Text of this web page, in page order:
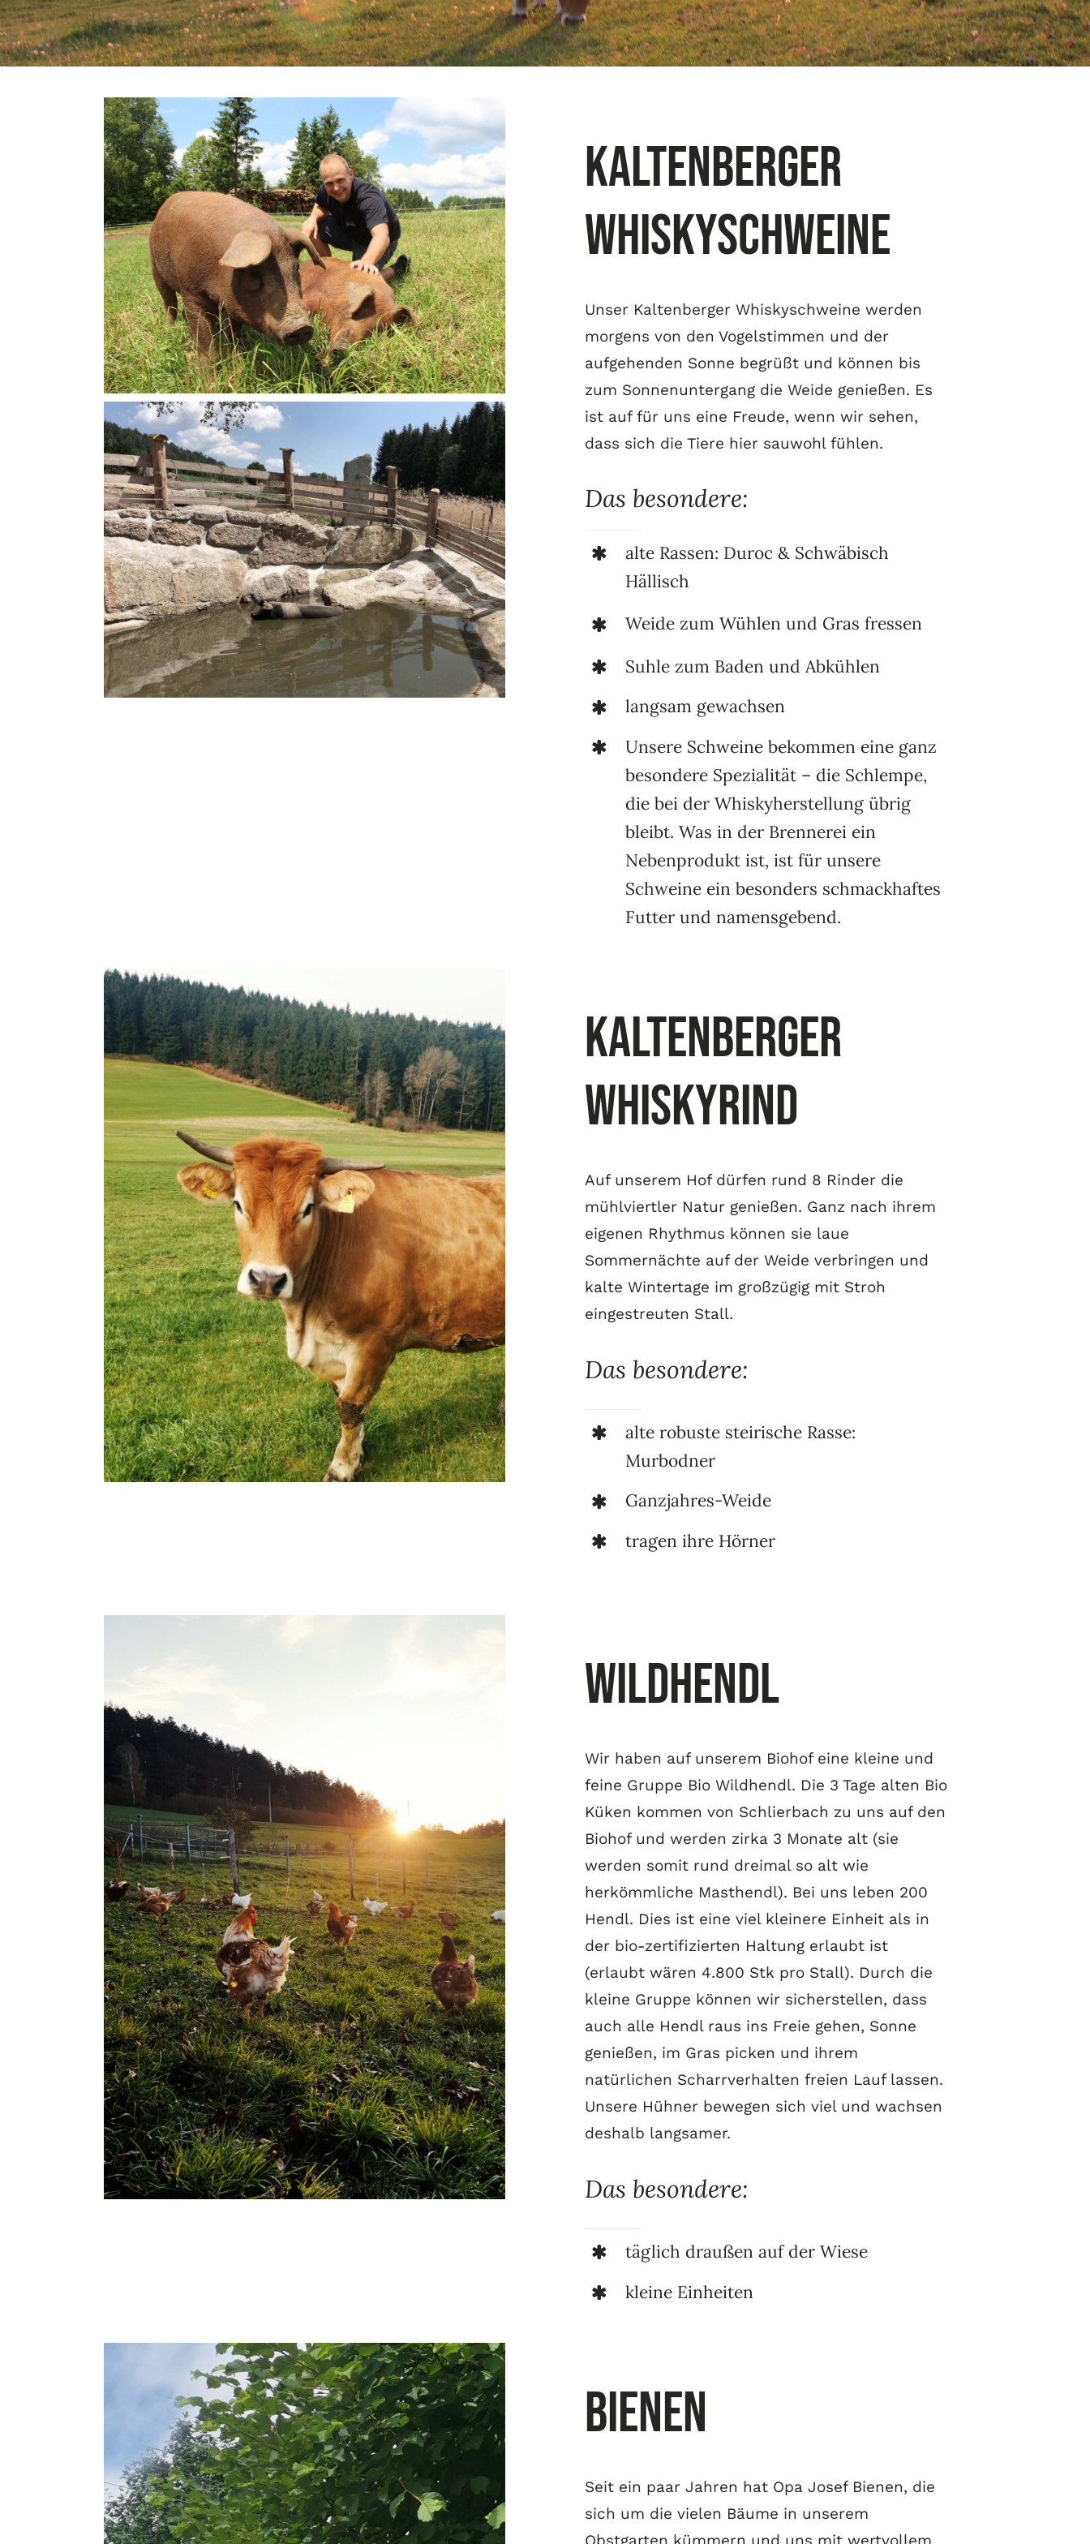
Kaltenberger
Whiskyschweine
Unser Kaltenberger Whiskyschweine werden
morgens von den Vogelstimmen und der
aufgehenden Sonne begrüßt und können bis
zum Sonnenuntergang die Weide genießen. Es
ist auf für uns eine Freude, wenn wir sehen,
dass sich die Tiere hier sauwohl fühlen.
Das besondere:
alte Rassen: Duroc & Schwäbisch
Hällisch
Weide zum Wühlen und Gras fressen
Suhle zum Baden und Abkühlen
langsam gewachsen
Unsere Schweine bekommen eine ganz
besondere Spezialität – die Schlempe,
die bei der Whiskyherstellung übrig
bleibt. Was in der Brennerei ein
Nebenprodukt ist, ist für unsere
Schweine ein besonders schmackhaftes
Futter und namensgebend.
Kaltenberger
WhiskyRind
Auf unserem Hof dürfen rund 8 Rinder die
mühlviertler Natur genießen. Ganz nach ihrem
eigenen Rhythmus können sie laue
Sommernächte auf der Weide verbringen und
kalte Wintertage im großzügig mit Stroh
eingestreuten Stall.
Das besondere:
alte robuste steirische Rasse:
Murbodner
Ganzjahres-Weide
tragen ihre Hörner
Wildhendl
Wir haben auf unserem Biohof eine kleine und
feine Gruppe Bio Wildhendl. Die 3 Tage alten Bio
Küken kommen von Schlierbach zu uns auf den
Biohof und werden zirka 3 Monate alt (sie
werden somit rund dreimal so alt wie
herkömmliche Masthendl). Bei uns leben 200
Hendl. Dies ist eine viel kleinere Einheit als in
der bio-zertifizierten Haltung erlaubt ist
(erlaubt wären 4.800 Stk pro Stall). Durch die
kleine Gruppe können wir sicherstellen, dass
auch alle Hendl raus ins Freie gehen, Sonne
genießen, im Gras picken und ihrem
natürlichen Scharrverhalten freien Lauf lassen.
Unsere Hühner bewegen sich viel und wachsen
deshalb langsamer.
Das besondere:
täglich draußen auf der Wiese
kleine Einheiten
Bienen
Seit ein paar Jahren hat Opa Josef Bienen, die
sich um die vielen Bäume in unserem
Obstgarten kümmern und uns mit wertvollem